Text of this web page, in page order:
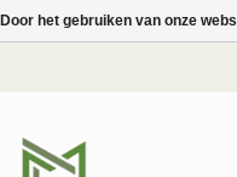
Door het gebruiken van onze